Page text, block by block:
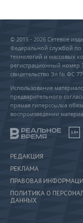
© 2015 - 2026 Сетевое
Федеральной службой
технологий и массовых
регистрационный номер
свидетельство Эл № ФС
Использование
предварительного
прямая гиперссылка
воспроизведении
18+
РЕДАКЦИЯ
РЕКЛАМА
ПРАВОВАЯ
ПОЛИТИКА О
ДАННЫХ